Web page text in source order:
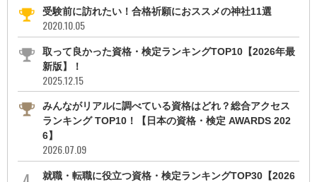
受験前に訪れたい！合格祈願におススメの神社11選
2020.10.05
取って良かった資格・検定ランキングTOP10【2026年最
新版】！
2025.12.15
みんながリアルに調べている資格はどれ？総合アクセス
ランキング TOP10！【日本の資格・検定 AWARDS 202
6】
2026.07.09
就職・転職に役立つ資格・検定ランキングTOP30【2026